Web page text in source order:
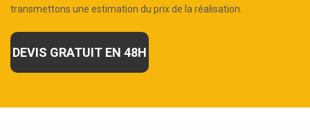
transmettons une estimation du prix de la réalisation.
DEVIS GRATUIT EN 48H